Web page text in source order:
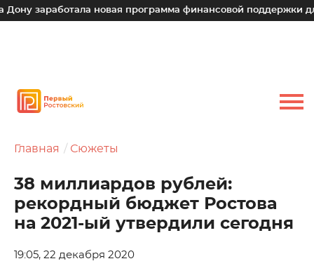
новая программа финансовой поддержки для малых
Главная Сюжеты
38 миллиардов рублей:
рекордный бюджет Ростова
на 2021-ый утвердили сегодня
19:05, 22 декабря 2020